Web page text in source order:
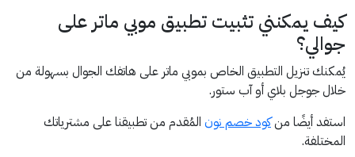
كيف يمكنني تثبيت تطبيق موبي ماتر على
جوالي؟
يُمكنك تنزيل التطبيق الخاص بموبي ماتر على هاتفك الجوال بسهولة من
خلال جوجل بلاي أو آب ستور.
استفد أيضًا منكود خصم نون المُقدم من تطبيقنا على مشترياتك
المختلفة.